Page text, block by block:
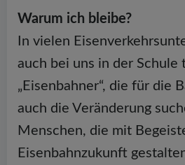
Warum ich bleibe?
In vielen
auch bei uns in der
„Eisenbahner“, die für die
auch die Veränderung
Menschen, die mit
Eisenbahnzukunft